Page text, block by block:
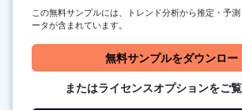
この無料サンプルには、トレンド分析から推定・予
ータが含まれています。
無料サンプルをダウンロー
またはライセンスオプションをご